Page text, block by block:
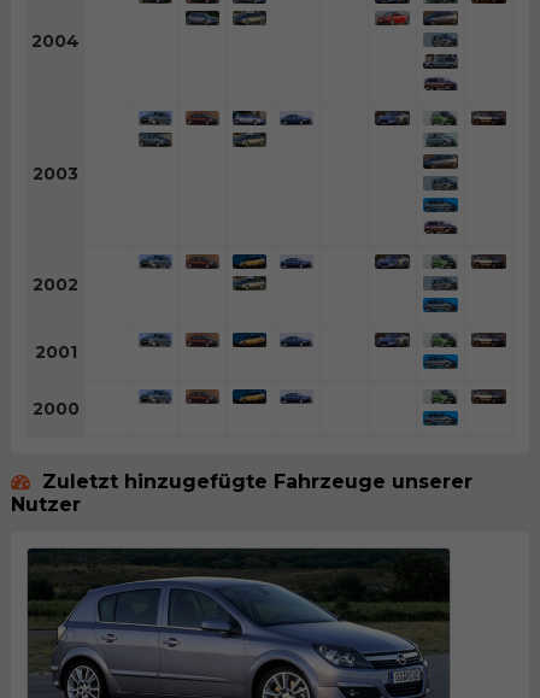
2004
2003
2002
2001
2000
Zuletzt hinzugefügte Fahrzeuge unserer
Nutzer